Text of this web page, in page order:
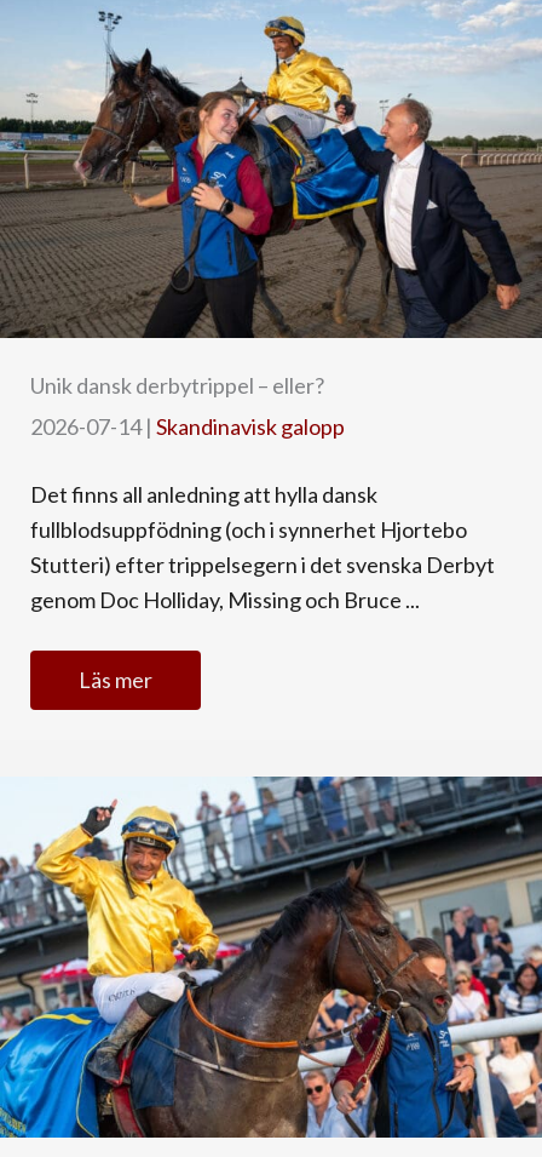
Unik dansk derbytrippel – eller?
2026-07-14| Skandinavisk galopp
Det finns all anledning att hylla dansk
fullblodsuppfödning (och i synnerhet Hjortebo
Stutteri) efter trippelsegern i det svenska Derbyt
genom Doc Holliday, Missing och Bruce ...
Läs mer